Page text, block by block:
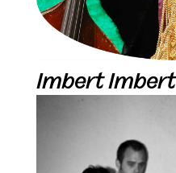
Imbert Imbert